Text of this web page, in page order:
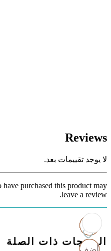
Reviews
لا يوجد تقييمات بعد.
purchased this product may
leave a review.
المنتجات ذات الصلة